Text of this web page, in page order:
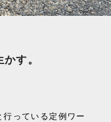
す。
っている定例ワー